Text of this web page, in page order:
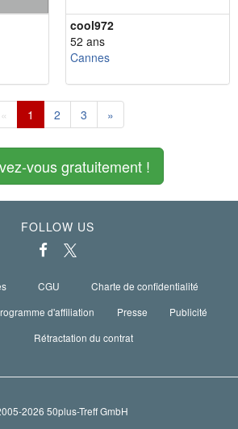
cool972
52 ans
Cannes
« 1 2 3 »
vous gratuitement !
FOLLOW US
CGU
Charte de confidentialité
d'affiliation Presse
Publicité
Rétractation du contrat
2026 50plus-Treff GmbH